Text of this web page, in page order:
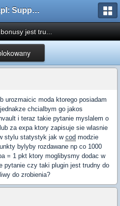
AMXX.pl: Support AMX Mod X i SourceMod
jest tru...
urozmaicic moda ktorego posiadam
chcialbym go jakos
i teraz takie pytanie myslalem o
za expa ktory zapisuje sie wlasnie
stylu statystyk jak w cod modzie
bylyby rozdawane np co 1000
= 1 pkt ktory moglibysmy dodac w
pytanie czy taki plugin jest trudny do
do zrobienia?